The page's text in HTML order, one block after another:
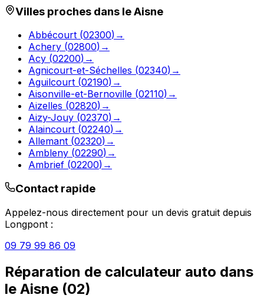
Villes proches dans leAisne
Abbécourt (02300) →
Achery (02800) →
Acy (02200) →
Agnicourt-et-Séchelles (02340) →
Aguilcourt (02190) →
Aisonville-et-Bernoville (02110) →
Aizelles (02820) →
Aizy-Jouy (02370) →
Alaincourt (02240) →
Allemant (02320) →
Ambleny (02290) →
Ambrief (02200) →
Contact rapide
Appelez-nous directement pour un devis gratuit depuis
Longpont :
09 79 99 86 09
Réparation de calculateur auto dans
le Aisne (02)